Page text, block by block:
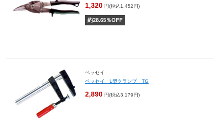
1,320 円(税込1,452円)
約28.65％OFF
ベッセイ
ベッセイ L型クランプ TG
2,890 円(税込3,179円)